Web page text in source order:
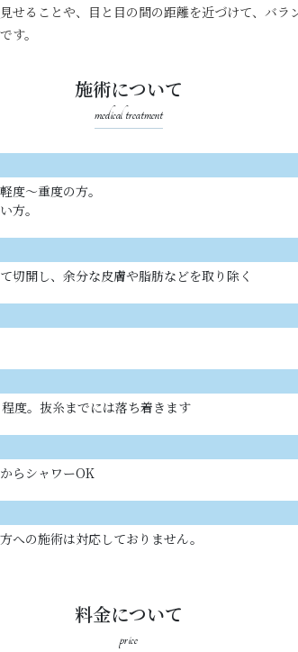
せることや、目と目の間の距離を近づけて、バラ
す。
施術について
medical treatment
度〜重度の方。
方。
切開し、余分な皮膚や脂肪などを取り除く
度。抜糸までには落ち着きます
らシャワーOK
への施術は対応しておりません。
料金について
price